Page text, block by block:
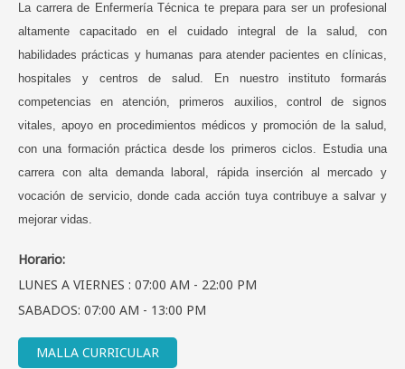
La carrera de Enfermería Técnica te prepara para ser un profesional
altamente capacitado en el cuidado integral de la salud, con
habilidades prácticas y humanas para atender pacientes en clínicas,
hospitales y centros de salud. En nuestro instituto formarás
competencias en atención, primeros auxilios, control de signos
vitales, apoyo en procedimientos médicos y promoción de la salud,
con una formación práctica desde los primeros ciclos.
Estudia una
carrera con alta demanda laboral, rápida inserción al mercado y
vocación de servicio, donde cada acción tuya contribuye a salvar y
mejorar vidas.
Horario:
LUNES A VIERNES : 07:00 AM - 22:00 PM
SABADOS: 07:00 AM - 13:00 PM
MALLA CURRICULAR